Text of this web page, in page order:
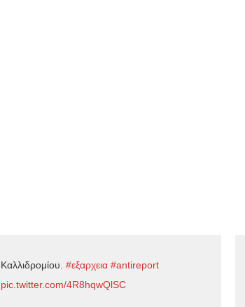
Καλλιδρομίου. #εξαρχεια #antireport
pic.twitter.com/4R8hqwQlSC